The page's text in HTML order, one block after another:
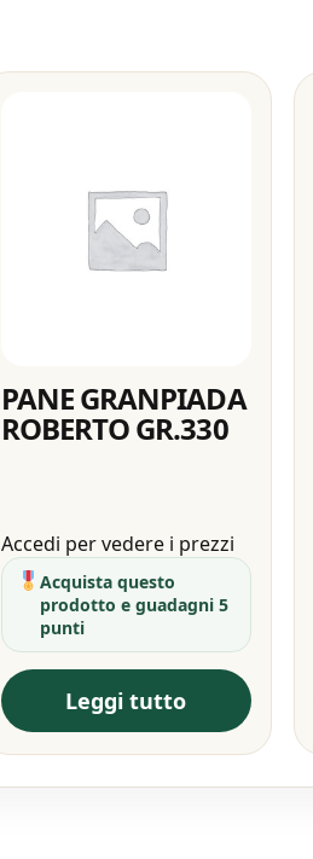
PANE GRANPIADA
ROBERTO GR.330
Accedi per vedere i prezzi
Acquista questo
prodotto e guadagni 5
punti
Leggi tutto